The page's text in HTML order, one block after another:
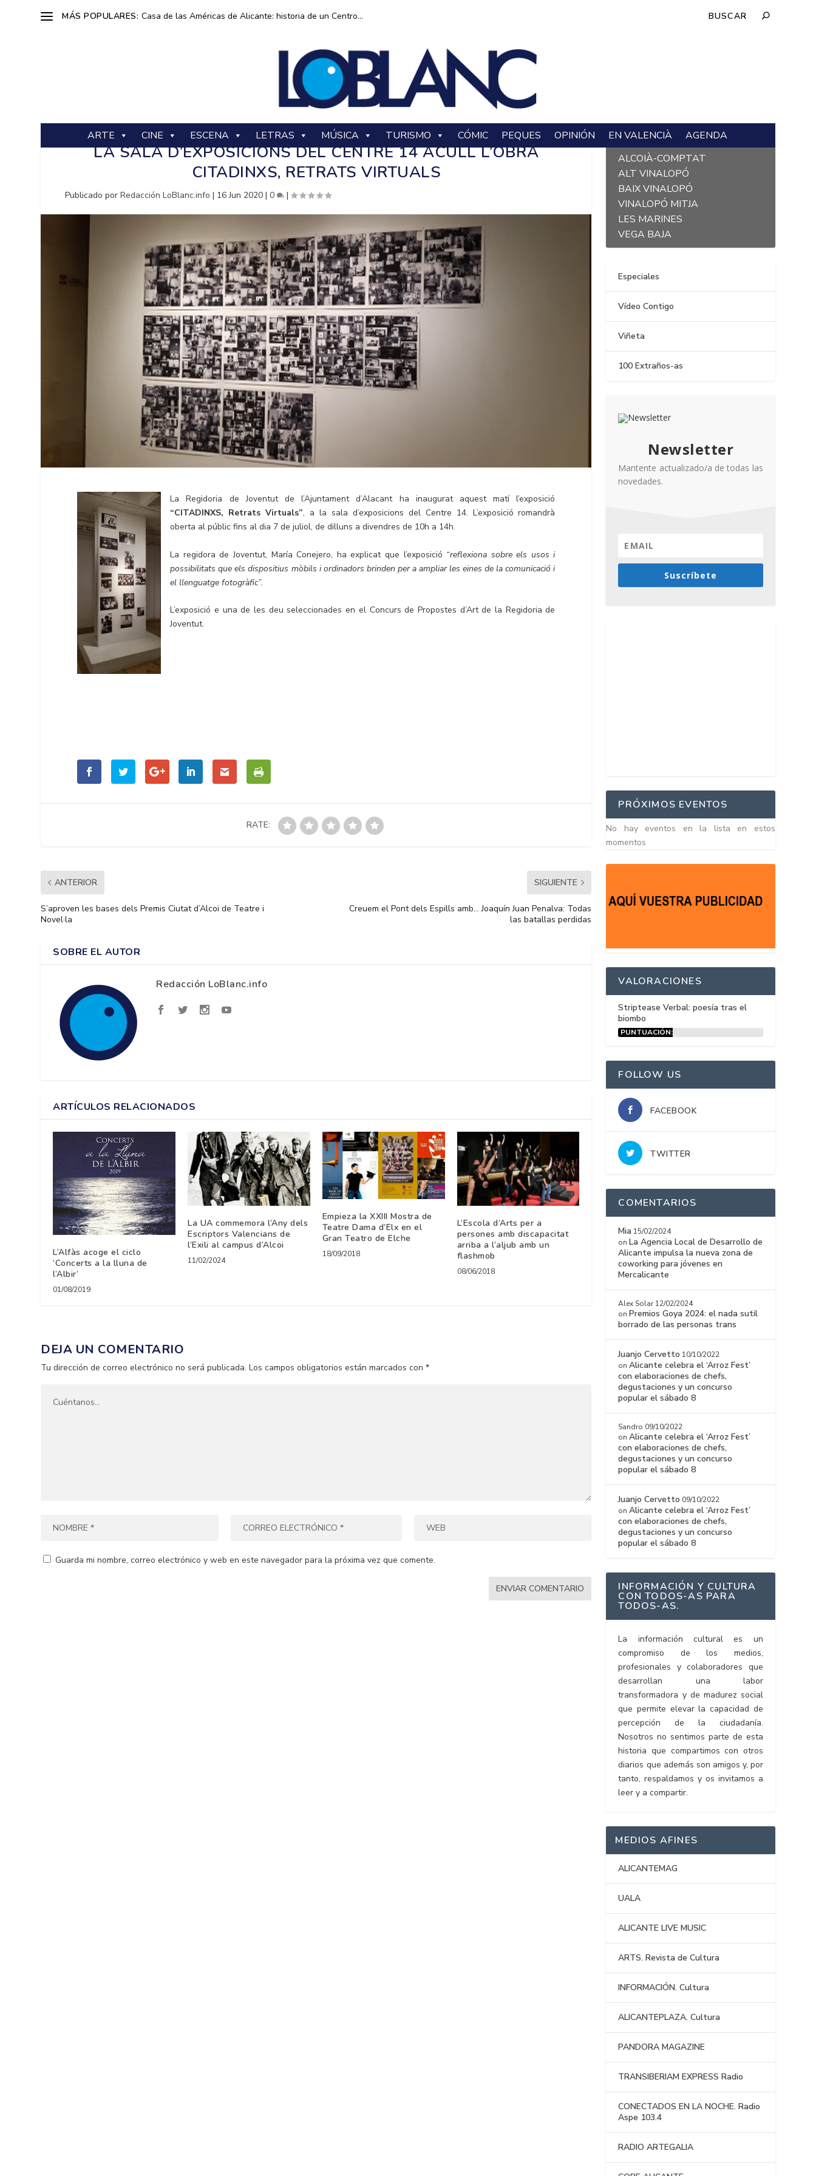
MÁS POPULARES: Casa de las Américas de Alicante: historia de un Centro...
ARTE CINE ESCENA LETRAS MÚSICA TURISMO CÓMIC PEQUES OPINIÓN EN VALENCIÀ AGENDA
LA SALA D’EXPOSICIONS DEL CENTRE 14 ACULL L’OBRA
CITADINXS, RETRATS VIRTUALS
Publicado porRedacción LoBlanc.info | 16 Jun 2020 |0 |
La Regidoria de Joventut de l’Ajuntament d’Alacant ha inaugurat aquest matí l’exposició
“CITADINXS, Retrats Virtuals”, a la sala d’exposicions del Centre 14. L’exposició romandrà
oberta al públic fins al dia 7 de juliol, de dilluns a divendres de 10h a 14h.
La regidora de Joventut, María Conejero, ha explicat que l’exposició “reflexiona sobre els usos i
possibilitats que els dispositius mòbils i ordinadors brinden per a ampliar les eines de la comunicació i
el llenguatge fotogràfic”.
L’exposició e una de les deu seleccionades en el Concurs de Propostes d’Art de la Regidoria de
Joventut.
RATE:
ANTERIOR
S’aproven les bases dels Premis Ciutat d’Alcoi de Teatre i
Novel·la
SIGUIENTE
Creuem el Pont dels Espills amb… Joaquín Juan Penalva: Todas
las batallas perdidas
SOBRE EL AUTOR
Redacción LoBlanc.info
ARTÍCULOS RELACIONADOS
L’Alfàs acoge el ciclo
‘Concerts a la lluna de
l’Albir’
01/08/2019
La UA commemora l’Any dels
Escriptors Valencians de
l’Exili al campus d’Alcoi
11/02/2024
Empieza la XXIII Mostra de
Teatre Dama d’Elx en el
Gran Teatro de Elche
18/09/2018
L’Escola d’Arts per a
persones amb discapacitat
arriba a l’aljub amb un
flashmob
08/06/2018
DEJA UN COMENTARIO
Tu dirección de correo electrónico no será publicada. Los campos obligatorios están marcados con*
Guarda mi nombre, correo electrónico y web en este navegador para la próxima vez que comente.
L´ALACANTÍ
ALCOIÀ-COMPTAT
ALT VINALOPÓ
BAIX VINALOPÓ
VINALOPÓ MITJA
LES MARINES
VEGA BAJA
Especiales
Vídeo Contigo
Viñeta
100 Extraños-as
Newsletter
Mantente actualizado/a de todas las
novedades.
Suscríbete
PRÓXIMOS EVENTOS
No hay eventos en la lista en estos
momentos
VALORACIONES
Striptease Verbal: poesía tras el
biombo
PUNTUACIÓN:
FOLLOW US
FACEBOOK
TWITTER
COMENTARIOS
Mia 15/02/2024
on La Agencia Local de Desarrollo de
Alicante impulsa la nueva zona de
coworking para jóvenes en
Mercalicante
Alex Solar 12/02/2024
on Premios Goya 2024: el nada sutil
borrado de las personas trans
Juanjo Cervetto 10/10/2022
onAlicante celebra el ‘Arroz Fest’
con elaboraciones de chefs,
degustaciones y un concurso
popular el sábado 8
Sandro 09/10/2022
onAlicante celebra el ‘Arroz Fest’
con elaboraciones de chefs,
degustaciones y un concurso
popular el sábado 8
Juanjo Cervetto 09/10/2022
onAlicante celebra el ‘Arroz Fest’
con elaboraciones de chefs,
degustaciones y un concurso
popular el sábado 8
INFORMACIÓN Y CULTURA
CON TODOS-AS PARA
TODOS-AS.
La información cultural es un
compromiso de los medios,
profesionales y colaboradores que
desarrollan una labor
transformadora y de madurez social
que permite elevar la capacidad de
percepción de la ciudadanía.
Nosotros no sentimos parte de esta
historia que compartimos con otros
diarios que además son amigos y, por
tanto, respaldamos y os invitamos a
leer y a compartir.
MEDIOS AFINES
ALICANTEMAG
UALA
ALICANTE LIVE MUSIC
ARTS. Revista de Cultura
INFORMACIÓN. Cultura
ALICANTEPLAZA. Cultura
PANDORA MAGAZINE
TRANSIBERIAM EXPRESS Radio
CONECTADOS EN LA NOCHE. Radio
Aspe 103.4
RADIO ARTEGALIA